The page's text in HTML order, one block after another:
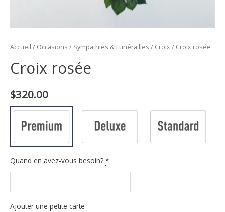
Accueil / Occasions / Sympathies & Funérailles / Croix / Croix rosée
Croix rosée
$320.00
Quand en avez-vous besoin? *
Ajouter une petite carte